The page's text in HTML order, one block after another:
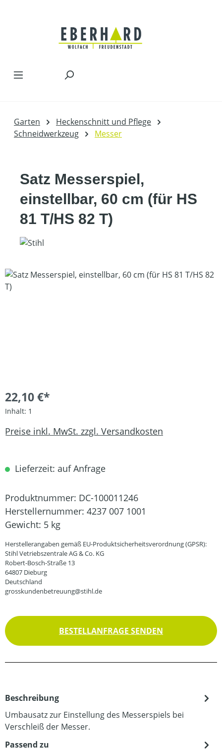
Garten
Heckenschnitt und Pflege
Schneidwerkzeug
Messer
Satz Messerspiel,
einstellbar, 60 cm (für HS
81 T/HS 82 T)
Bildergalerie überspringen
22,10 €*
Inhalt: 1
Preise inkl. MwSt. zzgl. Versandkosten
Lieferzeit: auf Anfrage
Produktnummer: DC-100011246
Herstellernummer: 4237 007 1001
Gewicht: 5 kg
Herstellerangaben gemäß EU-Produktsicherheitsverordnung (GPSR):
Stihl Vetriebszentrale AG & Co. KG
Robert-Bosch-Straße 13
64807 Dieburg
Deutschland
grosskundenbetreuung@stihl.de
BESTELLANFRAGE SENDEN
Beschreibung
Umbausatz zur Einstellung des Messerspiels bei
Verschleiß der Messer.
Passend zu